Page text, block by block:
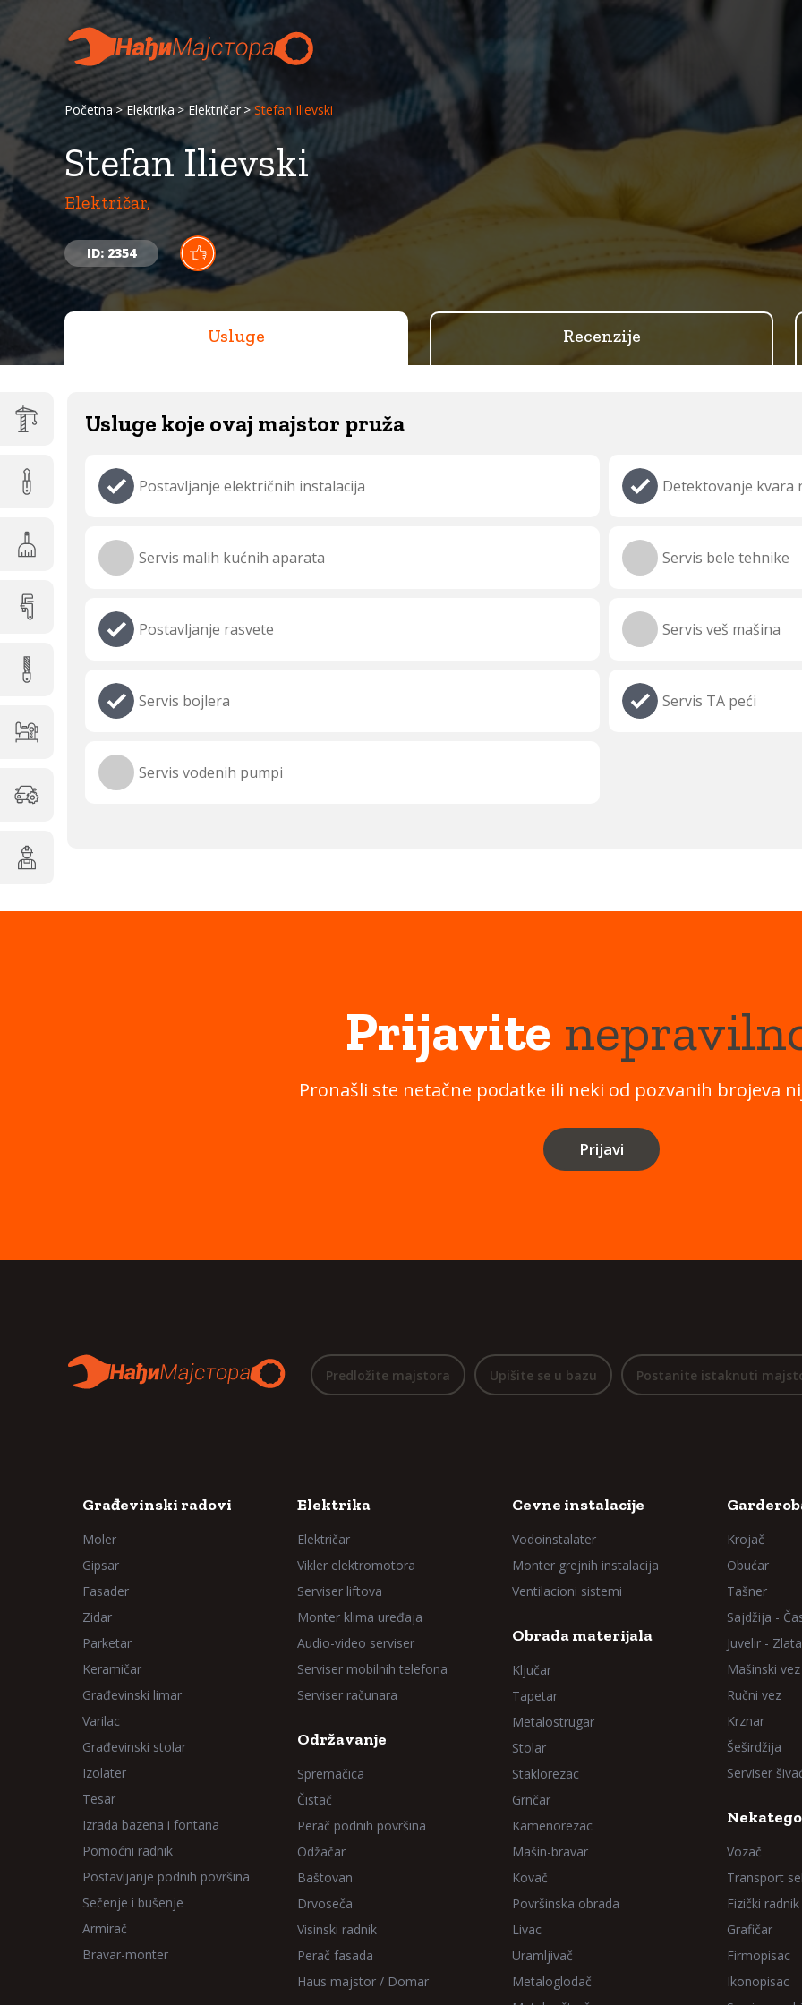
Početna Elektrika Električar Stefan Ilievski
Stefan Ilievski
Električar,
ID: 2354
Usluge Recenzije
Usluge koje ovaj majstor pruža
Postavljanje električnih instalacija Detektovanje kvara
Servis malih kućnih aparata Servis bele tehnike
Postavljanje rasvete Servis veš mašina
Servis bojlera Servis TA peći
Servis vodenih pumpi
Prijavite
Pronašli ste netačne podatke ili neki od pozvanih brojeva
Prijavi
Predložite majstora Upišite se u bazu Postanite istaknuti
Građevinski radovi
Moler
Gipsar
Fasader
Zidar
Parketar
Keramičar
Građevinski limar
Varilac
Građevinski stolar
Izolater
Tesar
Izrada bazena i fontana
Pomoćni radnik
Postavljanje podnih površina
Sečenje i bušenje
Armirač
Bravar-monter
Elektrika
Električar
Vikler elektromotora
Serviser liftova
Monter klima uređaja
Audio-video serviser
Serviser mobilnih telefona
Serviser računara
Održavanje
Spremačica
Čistač
Perač podnih površina
Odžačar
Baštovan
Drvoseča
Visinski radnik
Perač fasada
Haus majstor / Domar
Cevne instalacije
Vodoinstalater
Monter grejnih instalacija
Ventilacioni sistemi
Obrada materijala
Ključar
Tapetar
Metalostrugar
Stolar
Staklorezac
Grnčar
Kamenorezac
Mašin-bravar
Kovač
Površinska obrada
Livac
Uramljivač
Metaloglodač
Krojač
Obućar
Tašner
Sajdžija -
Juvelir -
Mašinski vez
Ručni vez
Krznar
Šeširdžija
Serviser
Vozač
Transport
Fizički radnik
Grafičar
Firmopisac
Ikonopisac